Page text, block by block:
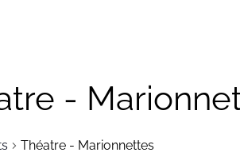
-
Théatre - Marionnettes